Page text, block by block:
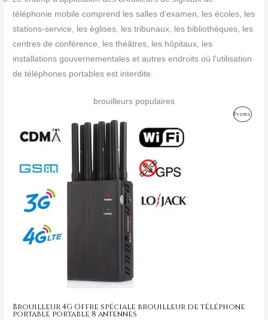
téléphonie mobile comprend les salles d’examen, les écoles, les
stations-service, les églises, les tribunaux, les bibliothèques, les
centres de conférence, les théâtres, les hôpitaux, les
installations gouvernementales et autres endroits où l’utilisation
de téléphones portables est interdite.
brouilleurs populaires
Promo
Brouilleur 4G Offre spéciale brouilleur de téléphone
portable portable 8 antennes
était :
499,00€.
actuel
199,99€.